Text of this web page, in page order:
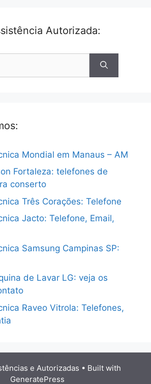
Autorizada:
Mondial em Manaus – AM
Fortaleza: telefones de
conserto
Três Corações: Telefone
Jacto: Telefone, Email,
Samsung Campinas SP:
de Lavar LG: veja os
Raveo Vitrola: Telefones,
e Autorizadas • Built with
GeneratePress